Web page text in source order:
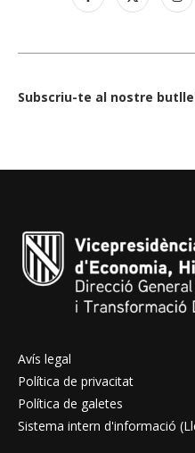
Subscriu-te al nostre
Avís legal
Política de privacitat
Política de galetes
Sistema intern d'informació